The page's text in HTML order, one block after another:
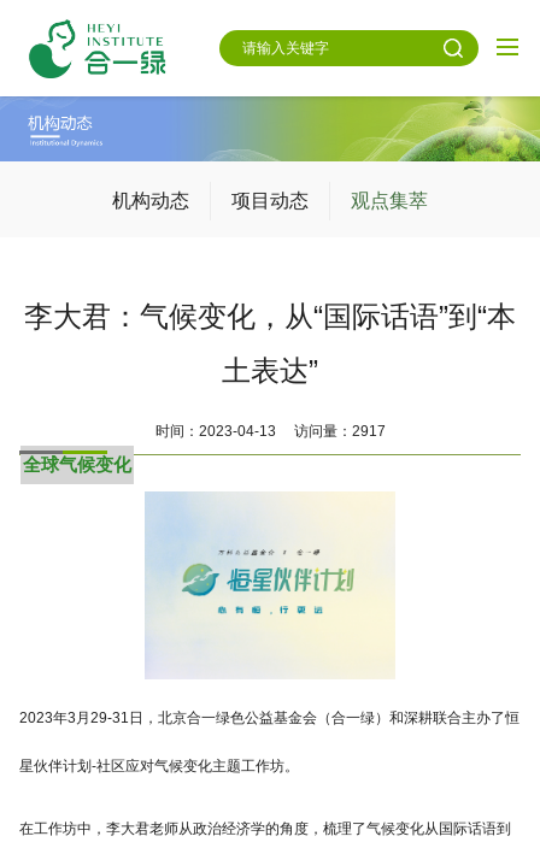
机构动态 项目动态 观点集萃
李大君：气候变化，从“国际话语”到“本
土表达”
全球气候变化
时间：2023-04-13 访问量：2917
2023年3月29-31日，北京合一绿色公益基金会（合一绿）和深耕联合主办了恒
星伙伴计划-社区应对气候变化主题工作坊。
在工作坊中，李大君老师从政治经济学的角度，梳理了气候变化从国际话语到